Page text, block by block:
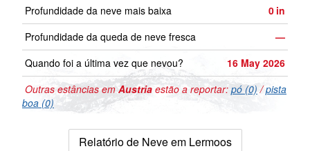
Profundidade da neve mais baixa
0 in
Profundidade da queda de neve fresca
—
Quando foi a última vez que nevou?
16 May 2026
Outras estâncias emAustria estão a reportar: pó (0) /pista
boa (0)
Relatório de Neve em Lermoos